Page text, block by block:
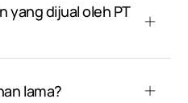
yang dijual oleh PT
lama?